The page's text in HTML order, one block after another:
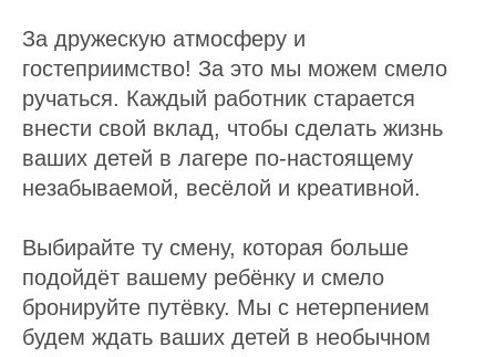
За дружескую атмосферу и
гостеприимство! За это мы можем смело
ручаться. Каждый работник старается
внести свой вклад, чтобы сделать жизнь
ваших детей в лагере по-настоящему
незабываемой, весёлой и креативной.
Выбирайте ту смену, которая больше
подойдёт вашему ребёнку и смело
бронируйте путёвку. Мы с нетерпением
будем ждать ваших детей в необычном